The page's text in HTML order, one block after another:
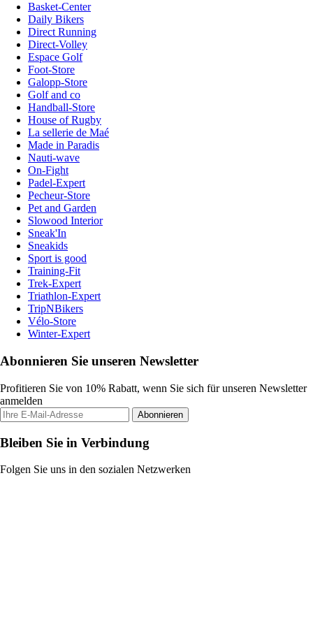
Basket-Center
Daily Bikers
Direct Running
Direct-Volley
Espace Golf
Foot-Store
Galopp-Store
Golf and co
Handball-Store
House of Rugby
La sellerie de Maé
Made in Paradis
Nauti-wave
On-Fight
Padel-Expert
Pecheur-Store
Pet and Garden
Slowood Interior
Sneak'In
Sneakids
Sport is good
Training-Fit
Trek-Expert
Triathlon-Expert
TripNBikers
Vélo-Store
Winter-Expert
Abonnieren Sie unseren Newsletter
Profitieren Sie von 10% Rabatt, wenn Sie sich für unseren Newsletter
anmelden
Abonnieren
Bleiben Sie in Verbindung
Folgen Sie uns in den sozialen Netzwerken